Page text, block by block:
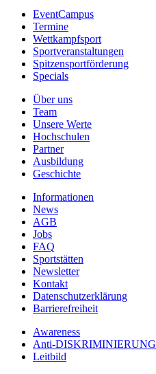
EventCampus
Termine
Wettkampfsport
Sportveranstaltungen
Spitzensportförderung
Specials
Über uns
Team
Unsere Werte
Hochschulen
Partner
Ausbildung
Geschichte
Informationen
News
AGB
Jobs
FAQ
Sportstätten
Newsletter
Kontakt
Datenschutzerklärung
Barrierefreiheit
Awareness
Anti-DISKRIMINIERUNG
Leitbild